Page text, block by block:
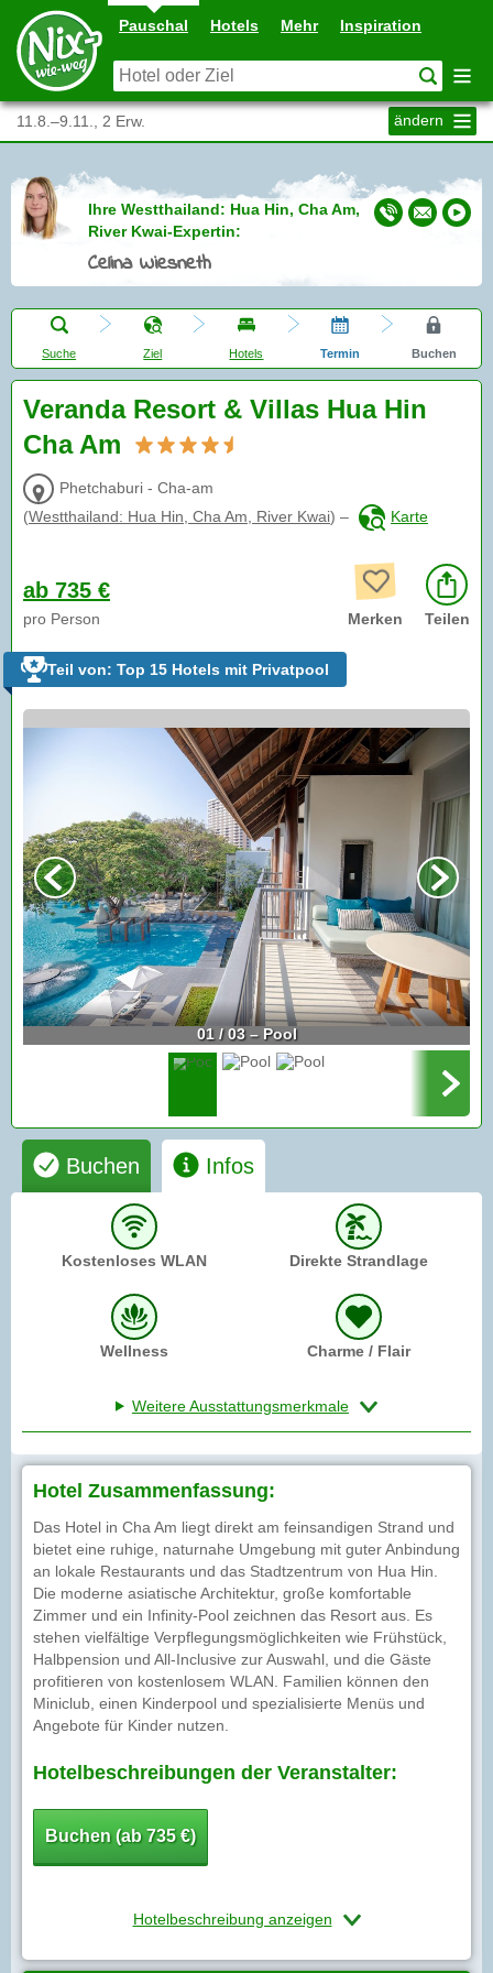
Pauschal Hotels Mehr Inspiration
11.8.–9.11., 2 Erw. ändern
Ihre Westthailand: Hua Hin, Cha Am,
River Kwai-Expertin:
Celina Wiesneth
Suche Ziel Hotels Termin Buchen
Veranda Resort & Villas Hua Hin
Cha Am
Phetchaburi - Cha-am
(Westthailand: Hua Hin, Cha Am, River Kwai) – Karte
ab 735 €
pro Person Merken Teilen
Teil von: Top 15 Hotels mit Privatpool
01 / 03 – Pool
Buchen Infos
Kostenloses WLAN Direkte Strandlage
Wellness Charme / Flair
Weitere Ausstattungsmerkmale
Hotel Zusammenfassung:
Das Hotel in Cha Am liegt direkt am feinsandigen Strand und
bietet eine ruhige, naturnahe Umgebung mit guter Anbindung
an lokale Restaurants und das Stadtzentrum von Hua Hin.
Die moderne asiatische Architektur, große komfortable
Zimmer und ein Infinity-Pool zeichnen das Resort aus. Es
stehen vielfältige Verpflegungsmöglichkeiten wie Frühstück,
Halbpension und All-Inclusive zur Auswahl, und die Gäste
profitieren von kostenlosem WLAN. Familien können den
Miniclub, einen Kinderpool und spezialisierte Menüs und
Angebote für Kinder nutzen.
Hotelbeschreibungen der Veranstalter:
Buchen (ab 735 €)
Hotelbeschreibung anzeigen